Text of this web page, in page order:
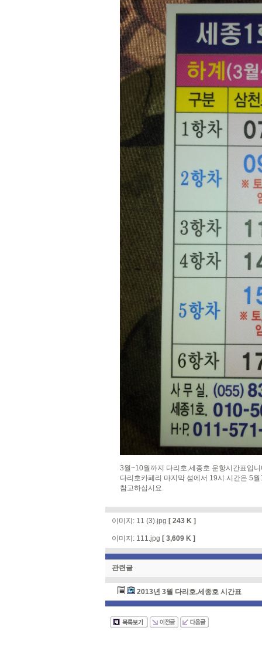
3월~10월까지 다리호,세종호 운항시간표입니
다리호카페리 마지막 섬에서 19시 시간은 5
참고하십시요.
이미지: 11 (3).jpg [ 243 K ]
이미지: 111.jpg [ 3,609 K ]
관련글
2013년 3월 다리호,세종호 시간표